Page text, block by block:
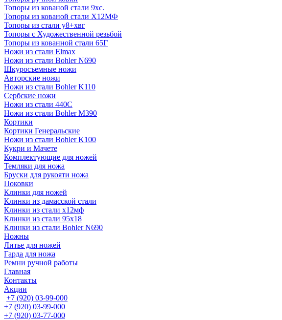
Топоры из кованой стали 9хс.
Топоры из кованой стали Х12МФ
Топоры из стали у8+хвг
Топоры с Художественной резьбой
Топоры из кованной стали 65Г
Ножи из стали Elmax
Ножи из стали Bohler N690
Шкуросъемные ножи
Авторские ножи
Ножи из стали Bohler K110
Сербские ножи
Ножи из стали 440С
Ножи из стали Bohler M390
Кортики
Кортики Генеральские
Ножи из стали Bohler K100
Кукри и Мачете
Комплектующие для ножей
Темляки для ножа
Бруски для рукояти ножа
Поковки
Клинки для ножей
Клинки из дамасской стали
Клинки из стали х12мф
Клинки из стали 95х18
Клинки из стали Bohler N690
Ножны
Литье для ножей
Гарда для ножа
Ремни ручной работы
Главная
Контакты
Акции
+7 (920) 03-99-000
+7 (920) 03-99-000
+7 (920) 03-77-000